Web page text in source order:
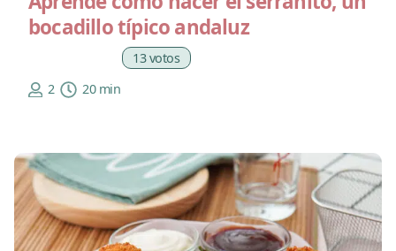
bocadillo típico andaluz
13 votos
2
20 min